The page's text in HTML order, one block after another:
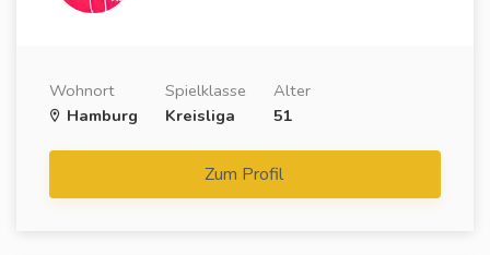
Wohnort
Hamburg
Spielklasse
Kreisliga
Alter
51
Zum Profil